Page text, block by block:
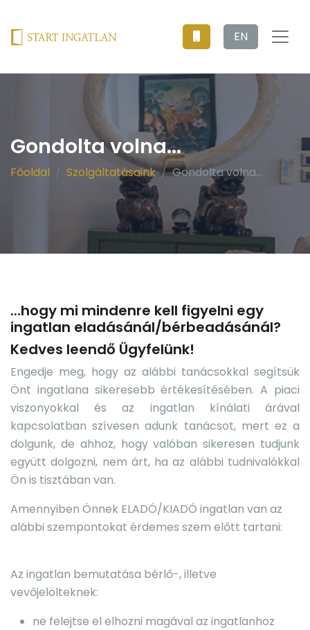
EN
Gondolta volna...
Főoldal Szolgáltatásaink Gondolta volna...
...hogy mi mindenre kell figyelni egy
ingatlan eladásánál/bérbeadásánál?
Kedves leendő Ügyfelünk!
Engedje meg, hogy az alábbi tanácsokkal segítsük
Önt ingatlana sikeresebb értékesítésében. A piaci
viszonyokkal és az ingatlan kínálati árával
kapcsolatban szívesen adunk tanácsot, mert ez a
dolgunk, de ahhoz, hogy valóban sikeresen tudjunk
együtt dolgozni, nem árt, ha az alábbi tudnivalókkal
Ön is tisztában van.
Amennyiben Önnek ELADÓ/KIADÓ ingatlan van az
alábbi szempontokat érdemes szem előtt tartani:
Az ingatlan bemutatása bérlő-, illetve
vevőjelölteknek:
ne felejtse el elhozni magával az ingatlanhoz